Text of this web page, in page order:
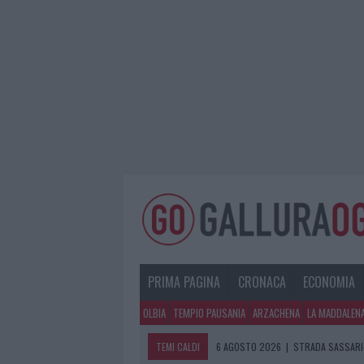
PRIMA PAGINA CRONACA ECONOMIA
OLBIA TEMPIO PAUSANIA ARZACHENA LA
TEMI CALDI 6 AGOSTO 2026 | STRADA
6 AGOSTO 2026 | EVENTI IN